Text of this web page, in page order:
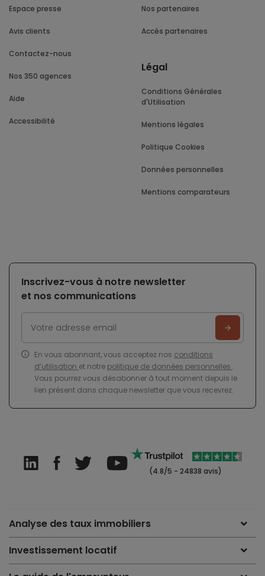
Espace presse
Avis clients
Contactez-nous
Nos 350 agences
Aide
Accessibilité
Nos partenaires
Accès partenaires
Légal
Conditions Générales
d'Utilisation
Mentions légales
Politique Cookies
Données personnelles
Mentions comparateurs
Inscrivez-vous à notre newsletter
et nos communications
En vous abonnant, vous acceptez nos conditions
d’utilisation et notre politique de données personnelles .
Vous pourrez vous désabonner à tout moment depuis le
lien présent dans chaque newsletter que vous recevrez.
(4.8/5 - 24838 avis)
Analyse des taux immobiliers
Investissement locatif